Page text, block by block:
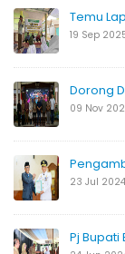
Temu
19 Sep
Dorong
09 Nov
23 Jul 2024
Pj Bupati